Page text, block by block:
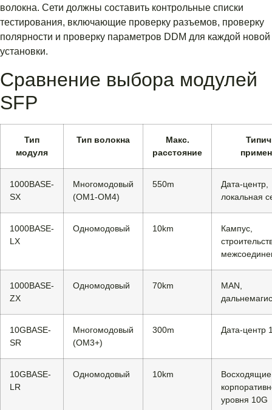
волокна. Сети должны составить контрольные списки
тестирования, включающие проверку разъемов, проверку
полярности и проверку параметров DDM для каждой новой
установки.
Сравнение выбора модулей
SFP
Тип
модуля
Тип волокна
Макс.
расстояние
1000BASE-
SX
Многомодовый
(OM1-OM4)
550m
Дата-центр,
локальная
1000BASE-
LX
Одномодовый 10km
Кампус,
1000BASE-
ZX
Одномодовый 70km
MAN,
10GBASE-
SR
Многомодовый
(OM3+)
300m Дата-центр
10GBASE-
LR
Одномодовый 10km
уровня 10G